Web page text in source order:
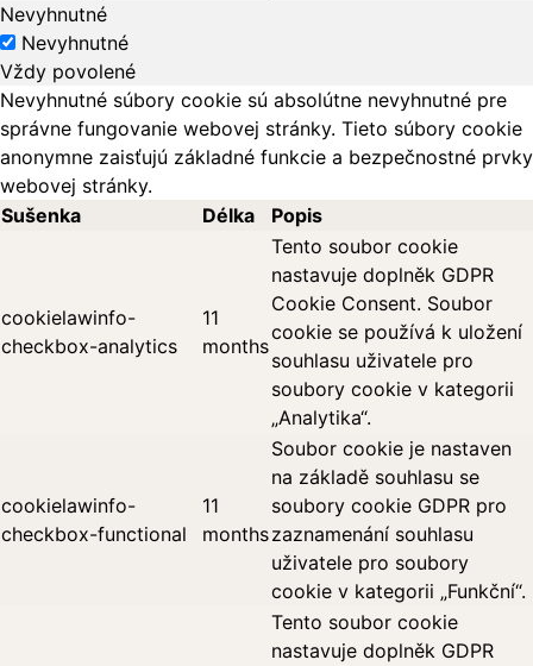
Nevyhnutné
Nevyhnutné
Vždy povolené
Nevyhnutné súbory cookie sú absolútne nevyhnutné pre
správne fungovanie webovej stránky. Tieto súbory cookie
anonymne zaisťujú základné funkcie a bezpečnostné prvky
webovej stránky.
Sušenka
Délka Popis
cookielawinfo-
checkbox-analytics
11
months
Tento soubor cookie
nastavuje doplněk GDPR
Cookie Consent. Soubor
cookie se používá k uložení
souhlasu uživatele pro
soubory cookie v kategorii
„Analytika“.
cookielawinfo-
checkbox-functional
11
months
Soubor cookie je nastaven
na základě souhlasu se
soubory cookie GDPR pro
zaznamenání souhlasu
uživatele pro soubory
cookie v kategorii „Funkční“.
Tento soubor cookie
nastavuje doplněk GDPR